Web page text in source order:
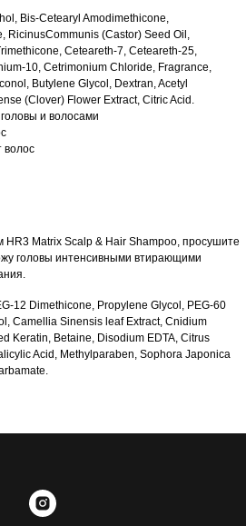
Bis-Cetearyl Amodimethicone,
RicinusCommunis (Castor) Seed Oil,
Ceteareth-7, Ceteareth-25,
10, Cetrimonium Chloride, Fragrance,
Butylene Glycol, Dextran, Acetyl
(Clover) Flower Extract, Citric Acid.
и волосами
волос
Matrix Scalp & Hair Shampoo, просушите
головы интенсивными втирающими
12 Dimethicone, Propylene Glycol, PEG-60
Camellia Sinensis leaf Extract, Cnidium
Keratin, Betaine, Disodium EDTA, Citrus
Acid, Methylparaben, Sophora Japonica